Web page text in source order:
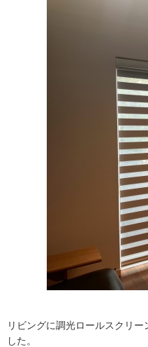
リビングに調光ロールスクリ
した。